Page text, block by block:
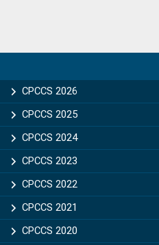
Sidebar
CPCCS 2026
CPCCS 2025
CPCCS 2024
CPCCS 2023
CPCCS 2022
CPCCS 2021
CPCCS 2020